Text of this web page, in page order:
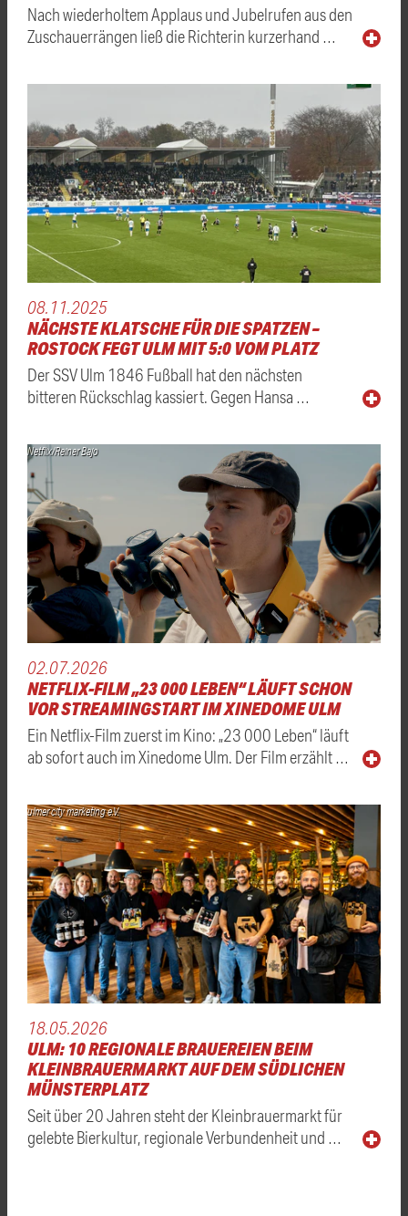
Nach wiederholtem Applaus und Jubelrufen aus den
Zuschauerrängen ließ die Richterin kurzerhand …
08.11.2025
NÄCHSTE KLATSCHE FÜR DIE SPATZEN –
ROSTOCK FEGT ULM MIT 5:0 VOM PLATZ
Der SSV Ulm 1846 Fußball hat den nächsten
bitteren Rückschlag kassiert. Gegen Hansa …
Netflix/Reiner Bajo
02.07.2026
NETFLIX-FILM „23 000 LEBEN“ LÄUFT SCHON
VOR STREAMINGSTART IM XINEDOME ULM
Ein Netflix-Film zuerst im Kino: „23 000 Leben“ läuft
ab sofort auch im Xinedome Ulm. Der Film erzählt …
ulmer city marketing e.V.
18.05.2026
ULM: 10 REGIONALE BRAUEREIEN BEIM
KLEINBRAUERMARKT AUF DEM SÜDLICHEN
MÜNSTERPLATZ
Seit über 20 Jahren steht der Kleinbrauermarkt für
gelebte Bierkultur, regionale Verbundenheit und …